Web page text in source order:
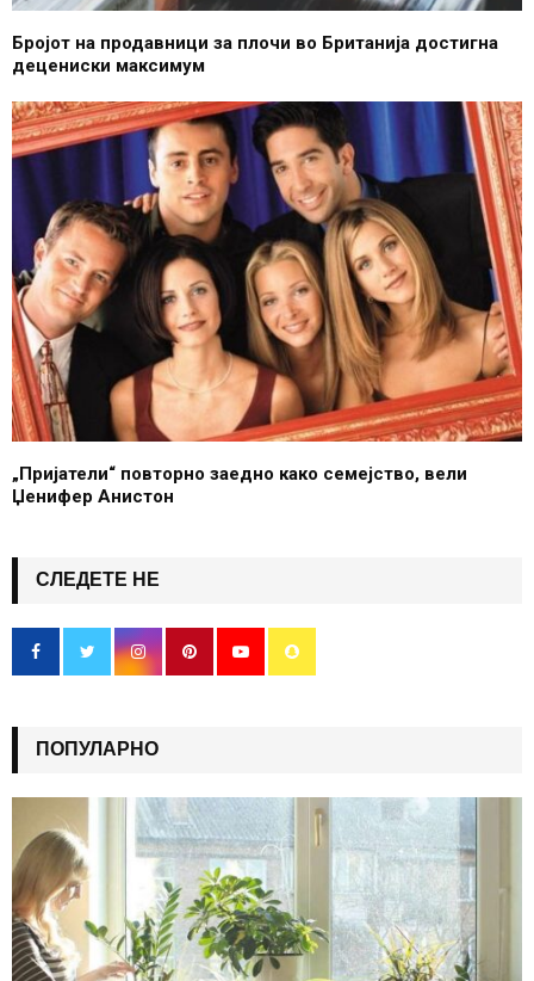
Бројот на продавници за плочи во Британија достигна
децениски максимум
„Пријатели“ повторно заедно како семејство, вели
Џенифер Анистон
СЛЕДЕТЕ НЕ
ПОПУЛАРНО